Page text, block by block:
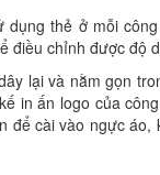
thẻ ở mỗi
điều chỉnh được độ
lại và nằm gọn
in ấn logo của
để cài vào ngực áo,